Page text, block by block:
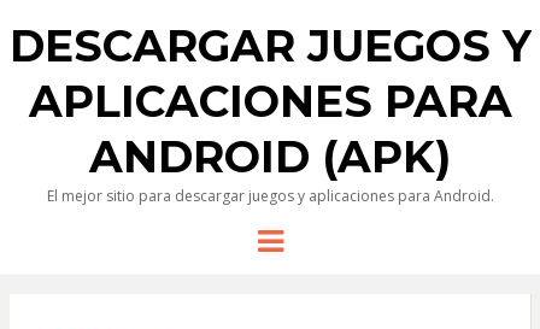
DESCARGAR JUEGOS Y
APLICACIONES PARA
ANDROID (APK)
El mejor sitio para descargar juegos y aplicaciones para Android.
Menu